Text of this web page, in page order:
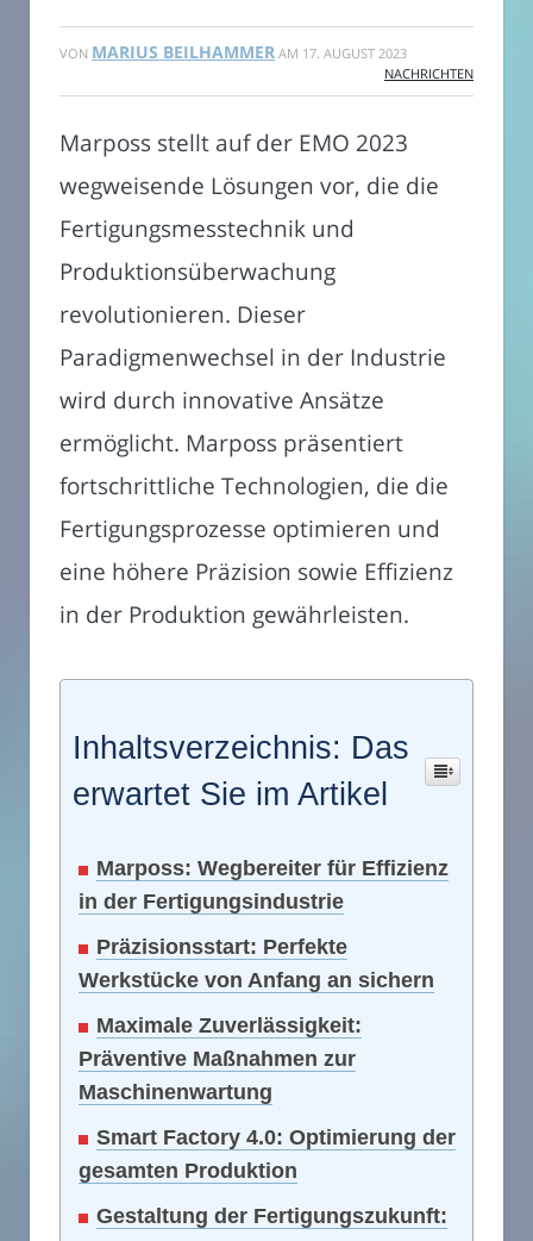
VON MARIUS BEILHAMMER AM 17. AUGUST 2023
NACHRICHTEN
Marposs stellt auf der EMO 2023
wegweisende Lösungen vor, die die
Fertigungsmesstechnik und
Produktionsüberwachung
revolutionieren. Dieser
Paradigmenwechsel in der Industrie
wird durch innovative Ansätze
ermöglicht. Marposs präsentiert
fortschrittliche Technologien, die die
Fertigungsprozesse optimieren und
eine höhere Präzision sowie Effizienz
in der Produktion gewährleisten.
Inhaltsverzeichnis: Das
erwartet Sie im Artikel
Marposs: Wegbereiter für Effizienz
in der Fertigungsindustrie
Präzisionsstart: Perfekte
Werkstücke von Anfang an sichern
Maximale Zuverlässigkeit:
Präventive Maßnahmen zur
Maschinenwartung
Smart Factory 4.0: Optimierung der
gesamten Produktion
Gestaltung der Fertigungszukunft: